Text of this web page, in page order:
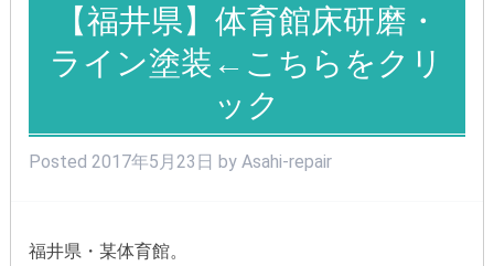
【福井県】体育館床研磨・
ライン塗装←こちらをクリ
ック
Posted 2017年5月23日 by Asahi-repair
福井県・某体育館。